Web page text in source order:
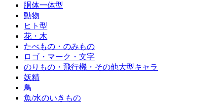
胴体一体型
動物
ヒト型
花・木
たべもの・のみもの
ロゴ・マーク・文字
のりもの・飛行機・その他大型キャラ
妖精
鳥
魚/水のいきもの